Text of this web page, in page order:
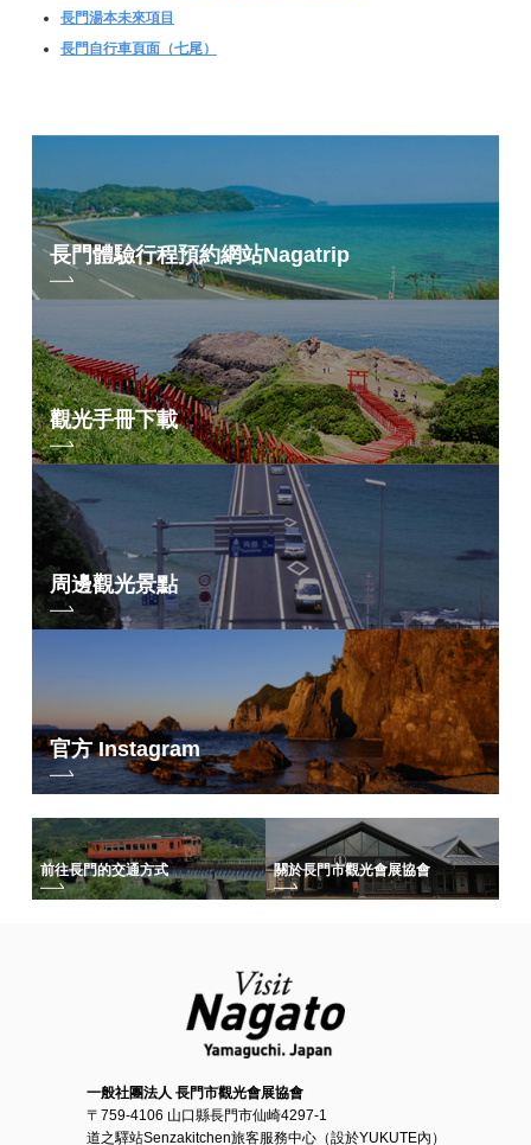
長門湯本未來項目
長門自行車頁面（七尾）
長門體驗行程預約網站Nagatrip
觀光手冊下載
周邊觀光景點
官方 Instagram
前往長門的交通方式 關於長門市觀光會展協會
一般社團法人 長門市觀光會展協會
〒759-4106 山口縣長門市仙崎4297-1
道之驛站Senzakitchen旅客服務中心（設於YUKUTE內）